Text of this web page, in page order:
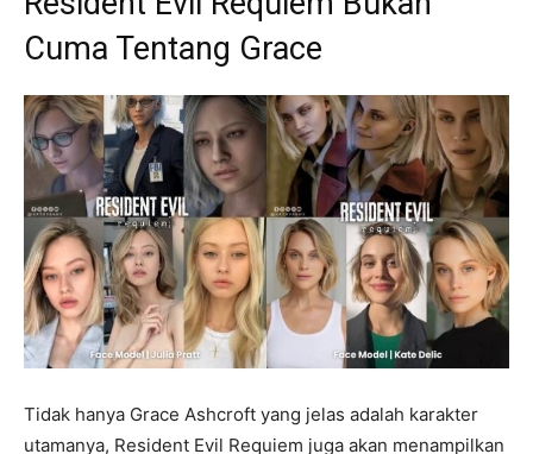
Cuma Tentang Grace
Tidak hanya Grace Ashcroft yang jelas adalah karakter
utamanya, Resident Evil Requiem juga akan menampilkan